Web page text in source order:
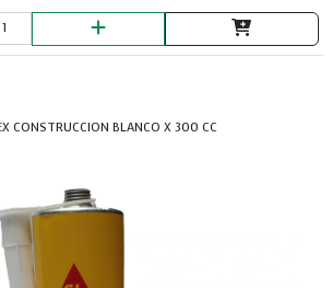
CONSTRUCCION BLANCO X 300 CC